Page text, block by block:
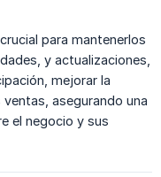
para mantenerlos
y actualizaciones,
mejorar la
asegurando una
el negocio y sus